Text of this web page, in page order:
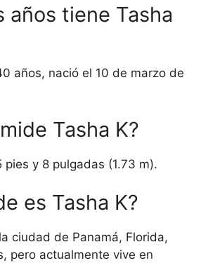
años tiene Tasha
años, nació el 10 de marzo de
Tasha K?
pies y 8 pulgadas (1.73 m).
es Tasha K?
ciudad de Panamá, Florida,
pero actualmente vive en